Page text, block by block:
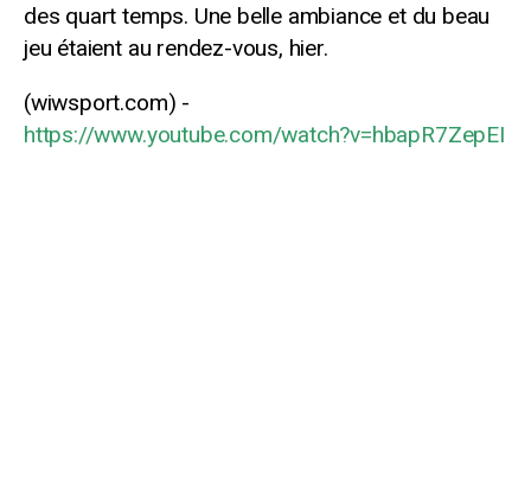
des quart temps. Une belle ambiance et du beau
jeu étaient au rendez-vous, hier.
https://www.youtube.com/watch?v=hbapR7ZepEI